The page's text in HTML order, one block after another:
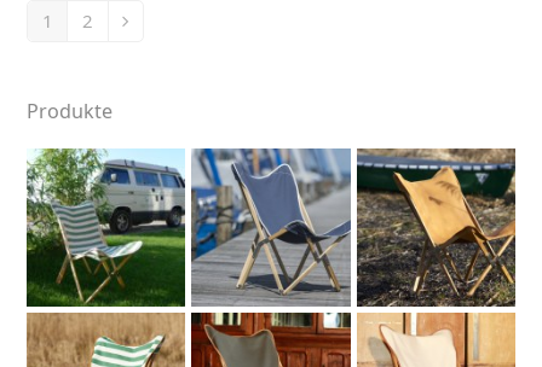
Page
1 Page
2 Next
Produkte